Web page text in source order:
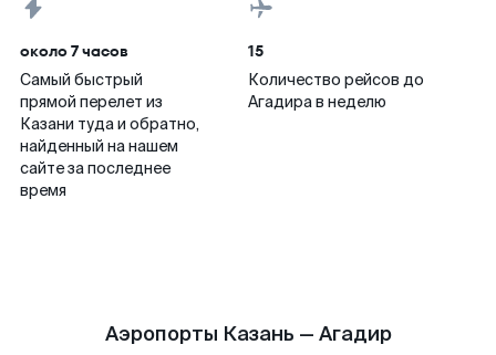
около 7 часов
Самый быстрый
прямой перелет из
Казани туда и обратно,
найденный на нашем
сайте за последнее
время
15
Количество рейсов до
Агадира в неделю
Аэропорты Казань — Агадир